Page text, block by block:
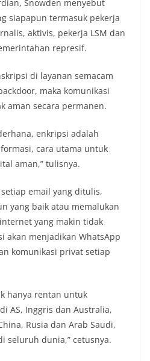
Snowden menyebut
siapapun termasuk pekerja
aktivis, pekerja LSM dan
represif.
di layanan semacam
maka komunikasi
aman secara permanen.
enkripsi adalah
cara utama untuk
aman,” tulisnya.
email yang ditulis,
yang baik atau memalukan
yang makin tidak
akan menjadikan WhatsApp
komunikasi privat setiap
hanya rentan untuk
AS, Inggris dan Australia,
Rusia dan Arab Saudi,
seluruh dunia,” cetusnya.